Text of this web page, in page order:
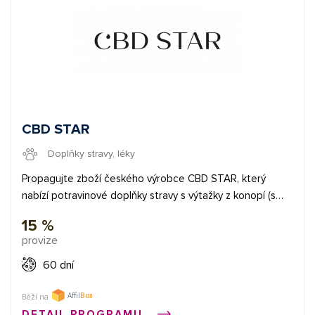
CBD STAR
Doplňky stravy, léky
Propagujte zboží českého výrobce CBD STAR, který
nabízí potravinové doplňky stravy s výtažky z konopí (s
účinek na zdraví a psychickou pohodu. Ve svém oboru je
tento partnerský / affiliate program ojedinělý a nabízí tak
specifickou možnost výdělků pro tematické servery s
pro nadšence s blogy či znalostí online marketingu. Proč
15 %
provize
60 dní
Běží na